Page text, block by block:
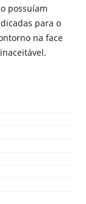
possuíam
para o
na face